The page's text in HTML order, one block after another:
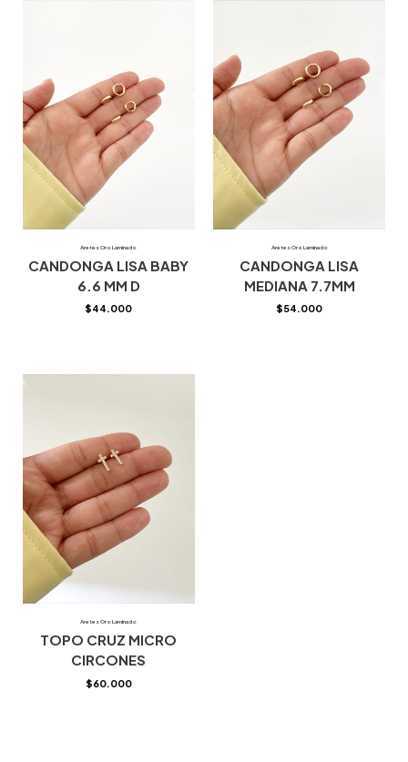
Aretes Oro Laminado
CANDONGA LISA BABY
6.6 MM D
$44.000
Aretes Oro Laminado
CANDONGA LISA
MEDIANA 7.7MM
$54.000
Aretes Oro Laminado
TOPO CRUZ MICRO
CIRCONES
$60.000